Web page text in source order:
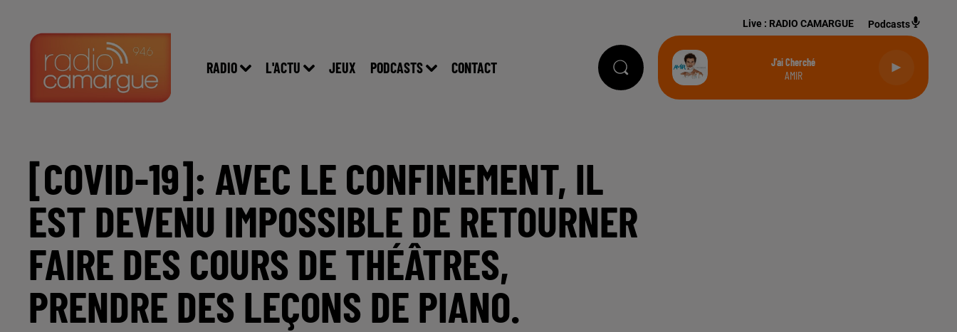
RADIO L'ACTU JEUX PODCASTS CONTACT
Live : RADIO CAMARGUE Podcasts
J'ai Cherché
AMIR
[COVID-19]: AVEC LE CONFINEMENT, IL
EST DEVENU IMPOSSIBLE DE RETOURNER
FAIRE DES COURS DE THÉÂTRES,
PRENDRE DES LEÇONS DE PIANO.